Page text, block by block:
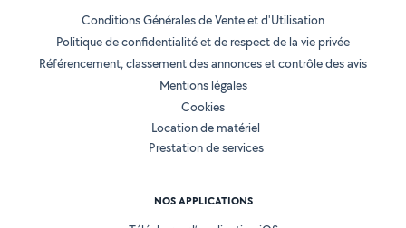
Conditions Générales de Vente et d'Utilisation
Politique de confidentialité et de respect de la vie privée
Référencement, classement des annonces et contrôle des avis
Mentions légales
Cookies
Location de matériel
Prestation de services
NOS APPLICATIONS